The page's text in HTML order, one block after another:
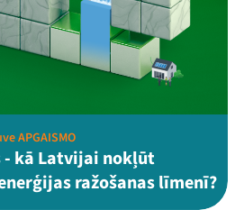
APGAISMO
- kā Latvijai nokļūt
ražošanas līmenī?